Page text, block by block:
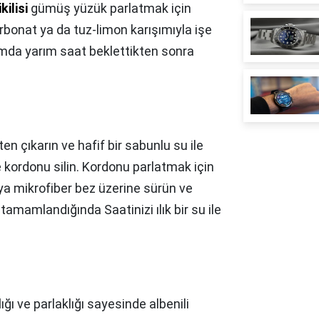
gümüş yüzük parlatmak için
ya da tuz-limon karışımıyla işe
yarım saat beklettikten sonra
çıkarın ve hafif bir sabunlu su ile
kordonu silin. Kordonu parlatmak için
mikrofiber bez üzerine sürün ve
Saatinizi ılık bir su ile
ve parlaklığı sayesinde albenili